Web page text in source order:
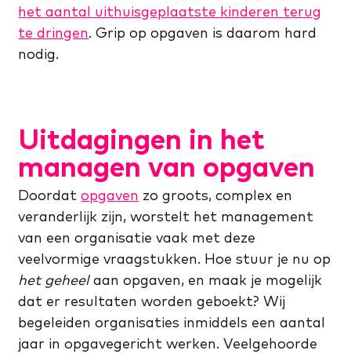
het aantal uithuisgeplaatste kinderen terug
te dringen. Grip op opgaven is daarom hard
nodig.
Uitdagingen in het
managen van opgaven
Doordatopgaven zo groots, complex en
veranderlijk zijn, worstelt het management
van een organisatie vaak met deze
veelvormige vraagstukken. Hoe stuur je nu op
het geheelaan opgaven, en maak je mogelijk
dat er resultaten worden geboekt? Wij
begeleiden organisaties inmiddels een aantal
jaar in opgavegericht werken. Veelgehoorde